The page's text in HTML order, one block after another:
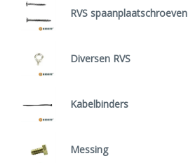
RVS spaanplaatschroeven
Diversen RVS
Kabelbinders
Messing